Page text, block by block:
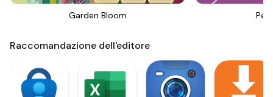
Garden Bloom
Raccomandazione dell'editore